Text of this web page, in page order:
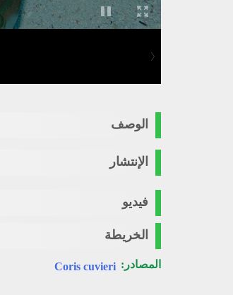
الوصف
الإنتشار
فيديو
الخريطة
المصادر: Coris cuvieri